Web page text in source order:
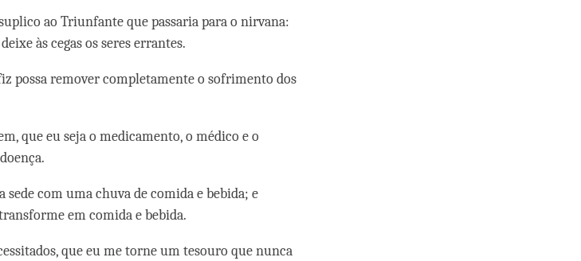
ao Triunfante que passaria para o nirvana:
às cegas os seres errantes.
possa remover completamente o sofrimento dos
que eu seja o medicamento, o médico e o
com uma chuva de comida e bebida; e
em comida e bebida.
que eu me torne um tesouro que nunca